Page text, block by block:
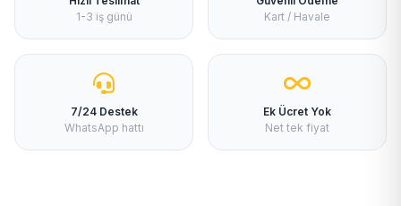
1-3 iş günü
Kart / Havale
7/24 Destek
WhatsApp hattı
Ek Ücret Yok
Net tek fiyat